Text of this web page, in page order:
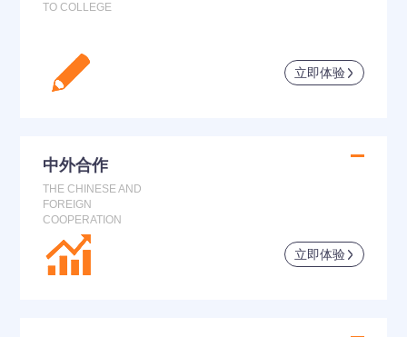
TO COLLEGE
立即体验
中外合作
THE CHINESE AND
FOREIGN
COOPERATION
立即体验